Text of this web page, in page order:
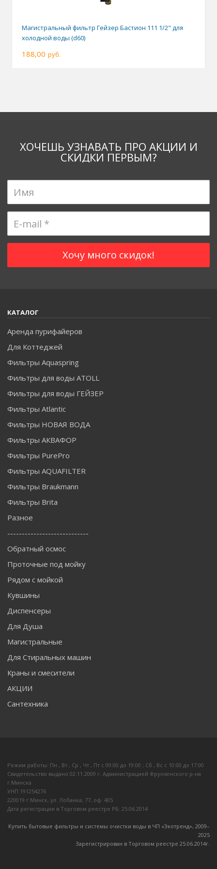
Магистральный фильтр Гейзер Бастион 111 1/2" для
холодной воды (d60)
188,00 руб.
ХОЧЕШЬ УЗНАВАТЬ ПРО АКЦИИ И
СКИДКИ ПЕРВЫМ?
КАТАЛОГ
Аренда пурифайеров
Для Коттеджей
Фильтры Aquaspring
Фильтры для воды ATOLL
Фильтры для воды ГЕЙЗЕР
Фильтры Atlantic
Фильтры НОВАЯ ВОДА
Фильтры АКВАФОР
Фильтры PurePro
Фильтры AQUAFILTER
Фильтры Braukmann
Фильтры Brita
Разное
----------------------------
Обратный осмос
Проточные под мойку
Рядом с мойкой
Кувшины
Диспенсеры
Для Душа
Магистральные
Для Стиральных машин
Краны и смесители
АКЦИИ
Сантехника
Режим работы: Пн , Вт , Ср , Чт , Пт c 09:00 до 19:00 ; Сб , Вс c 10:00 до 17:00
Свидетельство выдано 02.11.2009 г. Администрацией Фрунзенского р-на
г.Минска
УНП 191254276
220019 г.Минск, ул. Лобанка, 77, оф. 405
Дата регистрации в Торговом реестре РБ: 25.06.2014
Купить бытовые фильтры и системы очистки воды в ЧП «Экотренд», 2009–
2025
Зарегистрирован в Торговом реестре 25.06.2014г.